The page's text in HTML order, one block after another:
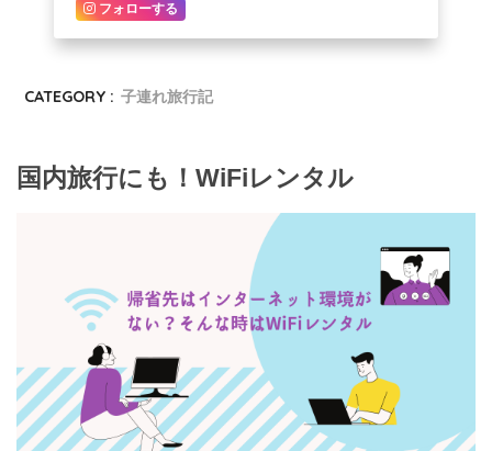
フォローする
CATEGORY : 子連れ旅行記
国内旅行にも！WiFiレンタル